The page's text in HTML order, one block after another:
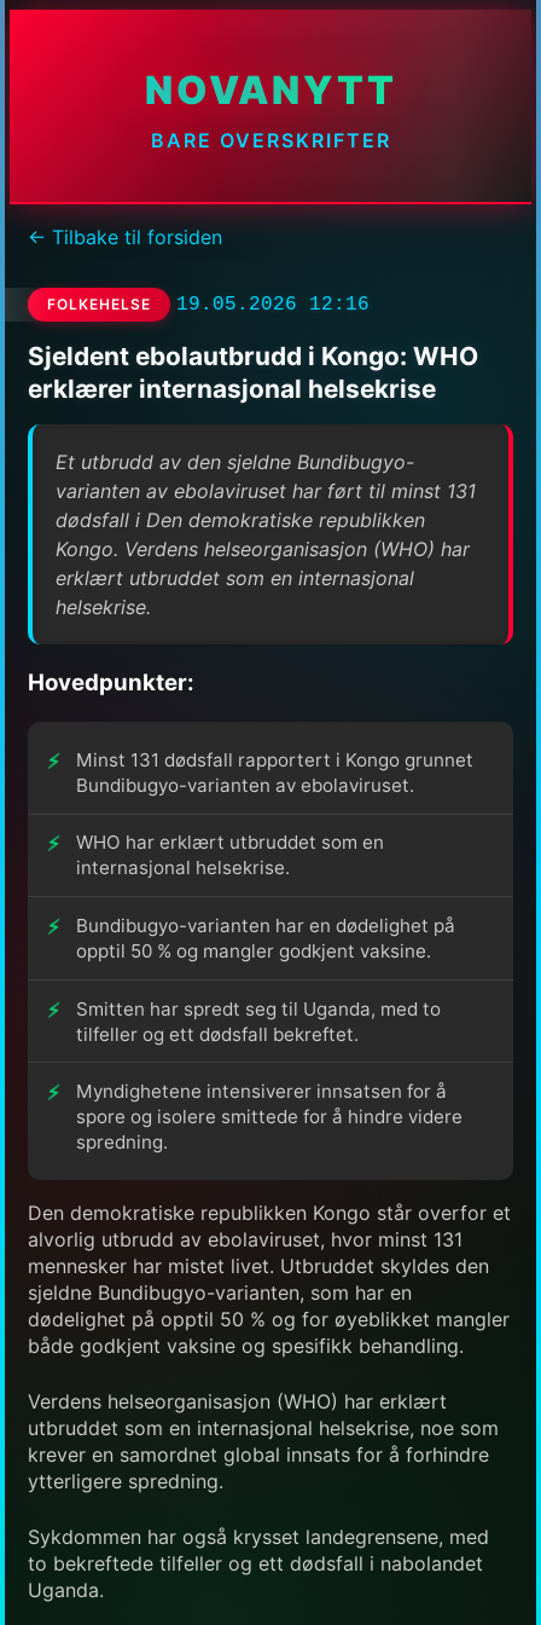
NOVANYTT
BARE OVERSKRIFTER
← Tilbake til forsiden
FOLKEHELSE 19.05.2026 12:16
Sjeldent ebolautbrudd i Kongo: WHO
erklærer internasjonal helsekrise
Et utbrudd av den sjeldne Bundibugyo-
varianten av ebolaviruset har ført til minst 131
dødsfall i Den demokratiske republikken
Kongo. Verdens helseorganisasjon (WHO) har
erklært utbruddet som en internasjonal
helsekrise.
Hovedpunkter:
Minst 131 dødsfall rapportert i Kongo grunnet
Bundibugyo-varianten av ebolaviruset.
WHO har erklært utbruddet som en
internasjonal helsekrise.
Bundibugyo-varianten har en dødelighet på
opptil 50 % og mangler godkjent vaksine.
Smitten har spredt seg til Uganda, med to
tilfeller og ett dødsfall bekreftet.
Myndighetene intensiverer innsatsen for å
spore og isolere smittede for å hindre videre
spredning.
Den demokratiske republikken Kongo står overfor et
alvorlig utbrudd av ebolaviruset, hvor minst 131
mennesker har mistet livet. Utbruddet skyldes den
sjeldne Bundibugyo-varianten, som har en
dødelighet på opptil 50 % og for øyeblikket mangler
både godkjent vaksine og spesifikk behandling.
Verdens helseorganisasjon (WHO) har erklært
utbruddet som en internasjonal helsekrise, noe som
krever en samordnet global innsats for å forhindre
ytterligere spredning.
Sykdommen har også krysset landegrensene, med
to bekreftede tilfeller og ett dødsfall i nabolandet
Uganda.